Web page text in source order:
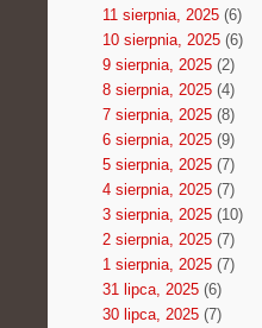
11 sierpnia, 2025(6)
10 sierpnia, 2025(6)
9 sierpnia, 2025(2)
8 sierpnia, 2025(4)
7 sierpnia, 2025(8)
6 sierpnia, 2025(9)
5 sierpnia, 2025(7)
4 sierpnia, 2025(7)
3 sierpnia, 2025(10)
2 sierpnia, 2025(7)
1 sierpnia, 2025(7)
31 lipca, 2025(6)
30 lipca, 2025(7)